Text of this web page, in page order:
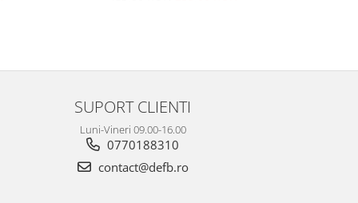
SUPORT CLIENTI
Luni-Vineri 09.00-16.00
0770188310
contact@defb.ro